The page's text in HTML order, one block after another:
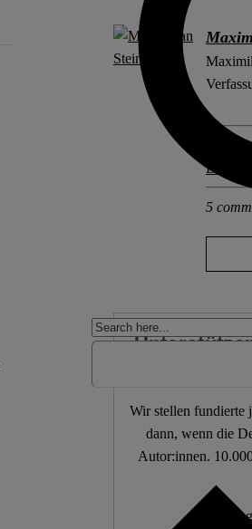
Other
5
Wir stellen fundierte
dann, wenn die
Autor:innen.